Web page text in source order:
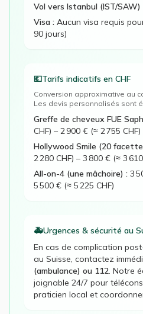
Vol vers Istanbul (IST/SAW)
Visa : Aucun visa requis
90 jours)
💶Tarifs indicatifs en CHF
Conversion approximative au
Les devis personnalisés sont
Greffe de cheveux FUE
CHF) – 2 900 € (≈ 2 755 CHF)
Hollywood Smile (20
2 280 CHF) – 3 800 € (≈ 3
All-on-4 (une mâchoire) : 3
5 500 € (≈ 5 225 CHF)
🚑Urgences & sécurité au
En cas de complication
au Suisse , contactez
(ambulance) ou 112 . Notre
joignable 24/7 pour
praticien local et